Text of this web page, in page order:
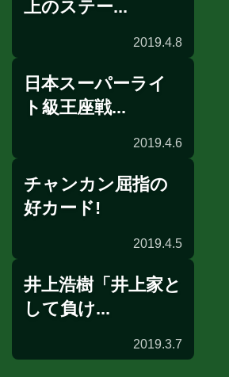
ニュース
上のステー...
2019.4.8
試合後会見
日本スーパーライ
ト級王座戦...
2019.4.6
前日計量
チャンカン屈指の
好カード!
2019.4.5
井上浩樹「井上家と
して負け...
2019.3.7